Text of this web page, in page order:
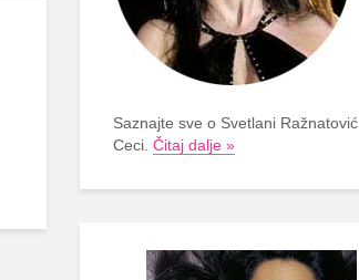
Saznajte sve o Svetlani Ražnatović
Ceci. Čitaj dalje »